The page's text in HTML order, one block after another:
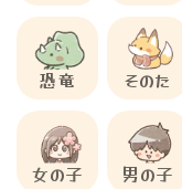
恐竜 そのた
女の子 男の子